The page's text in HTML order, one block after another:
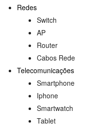
Redes
Switch
AP
Router
Cabos Rede
Telecomunicações
Smartphone
Iphone
Smartwatch
Tablet